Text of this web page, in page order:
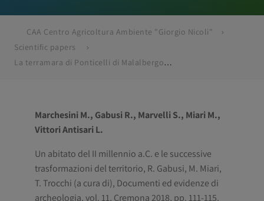
CAA Centro Agricoltura Ambiente "Giorgio Nicoli"
Scientific papers
La terramara di Ponticelli di Malalbergo. Le indagini al radiocarbonio, in Ponticelli di Malalbergo
Marchesini M., Gabusi R., Marvelli S., Miari M.,
Vittori Antisari L.
Un abitato del II millennio a.C. e le successive
trasformazioni del territorio, R. Gabusi, M. Miari,
T. Trocchi (a cura di), Documenti ed evidenze di
archeologia, vol. 11, Cremona 2018, pp. 111-115.